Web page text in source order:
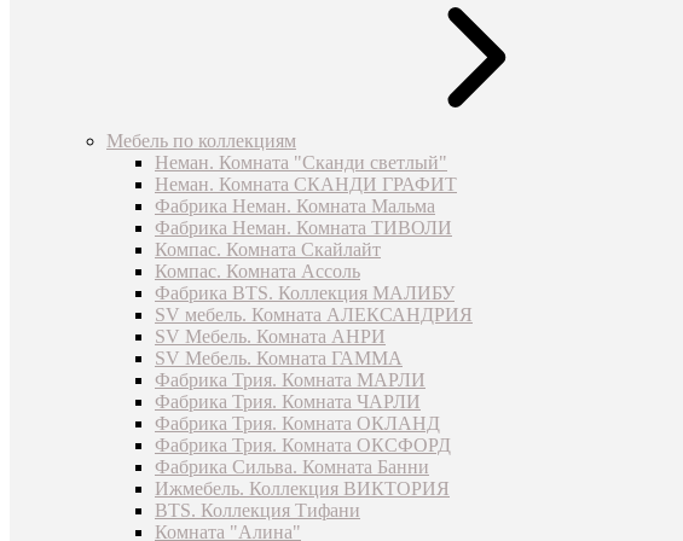
Мебель по коллекциям
Неман. Комната "Сканди светлый"
Неман. Комната СКАНДИ ГРАФИТ
Фабрика Неман. Комната Мальма
Фабрика Неман. Комната ТИВОЛИ
Компас. Комната Скайлайт
Компас. Комната Ассоль
Фабрика BTS. Коллекция МАЛИБУ
SV мебель. Комната АЛЕКСАНДРИЯ
SV Мебель. Комната АНРИ
SV Мебель. Комната ГАММА
Фабрика Трия. Комната МАРЛИ
Фабрика Трия. Комната ЧАРЛИ
Фабрика Трия. Комната ОКЛАНД
Фабрика Трия. Комната ОКСФОРД
Фабрика Сильва. Комната Банни
Ижмебель. Коллекция ВИКТОРИЯ
BTS. Коллекция Тифани
Комната "Алина"